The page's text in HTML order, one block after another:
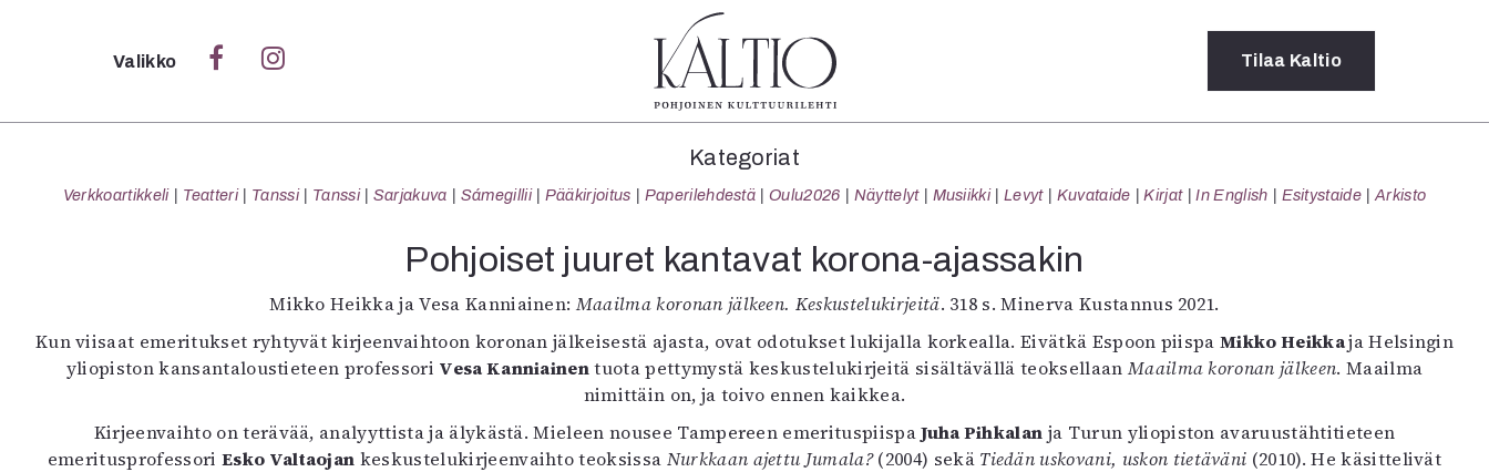
Sulje
Verkkoartikkeli
Tanssi
Tanssi
Sarjakuva
Pääkirjoitus
Paperilehdestä
Näyttelyt
Musiikki
Lehdet
4/2026
1/2026
6/2025
5/2025 saame
Lehtiarkisto
Tilaus ja
Yhteistyössä
Toimitus
Mediatiedot
Valikko Tilaa Kaltio
Kategoriat
Verkkoartikkeli Teatteri Tanssi Tanssi Sarjakuva Sámegillii Pääkirjoitus Paperilehdestä Oulu2026 Näyttelyt Musiikki Levyt Kuvataide Kirjat In English Esitystaide Arkisto
Pohjoiset juuret kantavat korona-ajassakin
Mikko Heikka ja Vesa Kanniainen: Maailma koronan jälkeen. Keskustelukirjeitä. 318 s. Minerva Kustannus 2021.
Kun viisaat emeritukset ryhtyvät kirjeenvaihtoon koronan jälkeisestä ajasta, ovat odotukset lukijalla korkealla. Eivätkä Espoon piispaMikko Heikkaja Helsingin
yliopiston kansantaloustieteen professori Vesa Kanniainentuota pettymystä keskustelukirjeitä sisältävällä teoksellaan Maailma koronan jälkeen. Maailma
nimittäin on, ja toivo ennen kaikkea.
Kirjeenvaihto on terävää, analyyttista ja älykästä. Mieleen nousee Tampereen emerituspiispaJuha Pihkalan ja Turun yliopiston avaruustähtitieteen
emeritusprofessori Esko Valtaojan keskustelukirjeenvaihto teoksissa Nurkkaan ajettu Jumala?(2004) sekä Tiedän uskovani, uskon tietäväni (2010). He käsittelivät